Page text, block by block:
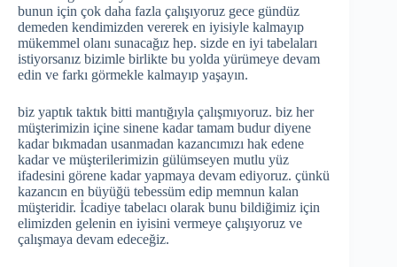
bunun için çok daha fazla çalışıyoruz gece gündüz
demeden kendimizden vererek en iyisiyle kalmayıp
mükemmel olanı sunacağız hep. sizde en iyi tabelaları
istiyorsanız bizimle birlikte bu yolda yürümeye devam
edin ve farkı görmekle kalmayıp yaşayın.
biz yaptık taktık bitti mantığıyla çalışmıyoruz. biz her
müşterimizin içine sinene kadar tamam budur diyene
kadar bıkmadan usanmadan kazancımızı hak edene
kadar ve müşterilerimizin gülümseyen mutlu yüz
ifadesini görene kadar yapmaya devam ediyoruz. çünkü
kazancın en büyüğü tebessüm edip memnun kalan
müşteridir. İcadiye tabelacı olarak bunu bildiğimiz için
elimizden gelenin en iyisini vermeye çalışıyoruz ve
çalışmaya devam edeceğiz.